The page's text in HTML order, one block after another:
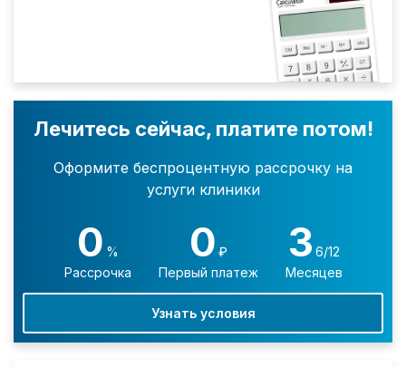
Лечитесь сейчас, платите потом!
Оформите беспроцентную рассрочку на
услуги клиники
0 %
Рассрочка
0 ₽
Первый платеж
3 6/12
Месяцев
Узнать условия